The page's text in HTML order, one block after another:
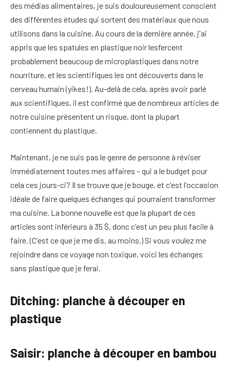
des médias alimentaires, je suis douloureusement conscient
des différentes études qui sortent des matériaux que nous
utilisons dans la cuisine. Au cours de la dernière année, j'ai
appris que les spatules en plastique noir lesfercent
probablement beaucoup de microplastiques dans notre
nourriture, et les scientifiques les ont découverts dans le
cerveau humain (yikes!). Au-delà de cela, après avoir parlé
aux scientifiques, il est confirmé que de nombreux articles de
notre cuisine présentent un risque, dont la plupart
contiennent du plastique.
Maintenant, je ne suis pas le genre de personne à réviser
immédiatement toutes mes affaires – qui a le budget pour
cela ces jours-ci? Il se trouve que je bouge, et c'est l'occasion
idéale de faire quelques échanges qui pourraient transformer
ma cuisine. La bonne nouvelle est que la plupart de ces
articles sont inférieurs à 35 $, donc c'est un peu plus facile à
faire. (C'est ce que je me dis, au moins.) Si vous voulez me
rejoindre dans ce voyage non toxique, voici les échanges
sans plastique que je ferai.
Ditching: planche à découper en
plastique
Saisir: planche à découper en bambou